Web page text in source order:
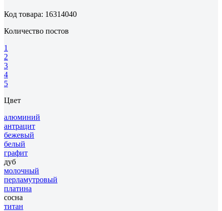
Код товара: 16314040
Количество постов
1
2
3
4
5
Цвет
алюминий
антрацит
бежевый
белый
графит
дуб
молочный
перламутровый
платина
сосна
титан